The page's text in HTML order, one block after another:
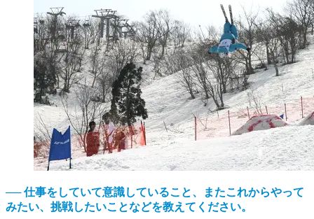
── 仕事をしていて意識していること、またこれからやって
みたい、挑戦したいことなどを教えてください。